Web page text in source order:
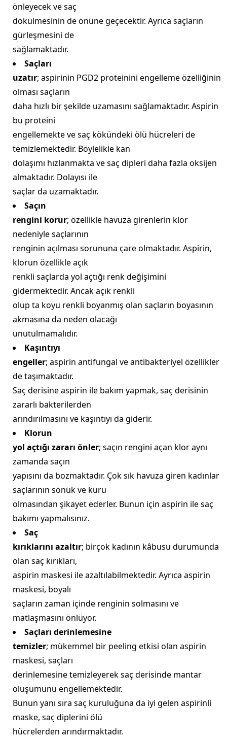
önleyecek ve saç
dökülmesinin de önüne geçecektir. Ayrıca saçların
gürleşmesini de
sağlamaktadır.
Saçları
uzatır; aspirinin PGD2 proteinini engelleme özelliğinin
olması saçların
daha hızlı bir şekilde uzamasını sağlamaktadır. Aspirin
bu proteini
engellemekte ve saç kökündeki ölü hücreleri de
temizlemektedir. Böylelikle kan
dolaşımı hızlanmakta ve saç dipleri daha fazla oksijen
almaktadır. Dolayısı ile
saçlar da uzamaktadır.
Saçın
rengini korur; özellikle havuza girenlerin klor
nedeniyle saçlarının
renginin açılması sorununa çare olmaktadır. Aspirin,
klorun özellikle açık
renkli saçlarda yol açtığı renk değişimini
gidermektedir. Ancak açık renkli
olup ta koyu renkli boyanmış olan saçların boyasının
akmasına da neden olacağı
unutulmamalıdır.
Kaşıntıyı
engeller; aspirin antifungal ve antibakteriyel özellikler
de taşımaktadır.
Saç derisine aspirin ile bakım yapmak, saç derisinin
zararlı bakterilerden
arındırılmasını ve kaşıntıyı da giderir.
Klorun
yol açtığı zararı önler; saçın rengini açan klor aynı
zamanda saçın
yapısını da bozmaktadır. Çok sık havuza giren kadınlar
saçlarının sönük ve kuru
olmasından şikayet ederler. Bunun için aspirin ile saç
bakımı yapmalısınız.
Saç
kırıklarını azaltır; birçok kadının kâbusu durumunda
olan saç kırıkları,
aspirin maskesi ile azaltılabilmektedir. Ayrıca aspirin
maskesi, boyalı
saçların zaman içinde renginin solmasını ve
matlaşmasını önlüyor.
Saçları derinlemesine
temizler; mükemmel bir peeling etkisi olan aspirin
maskesi, saçları
derinlemesine temizleyerek saç derisinde mantar
oluşumunu engellemektedir.
Bunun yanı sıra saç kuruluğuna da iyi gelen aspirinli
maske, saç diplerini ölü
hücrelerden arındırmaktadır.